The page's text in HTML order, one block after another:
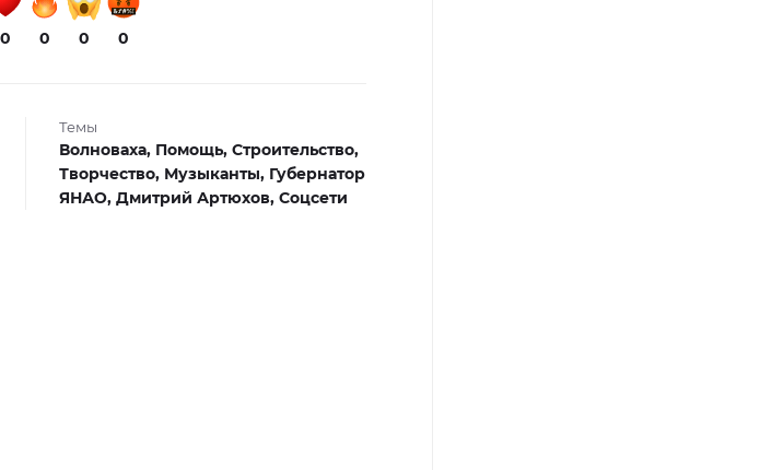
0 0 0 0
Темы
Волноваха, Помощь, Строительство,
Творчество, Музыканты, Губернатор
ЯНАО, Дмитрий Артюхов, Соцсети